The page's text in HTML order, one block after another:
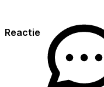
Reactie